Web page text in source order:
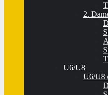
2.
U6/U8
U6/U8